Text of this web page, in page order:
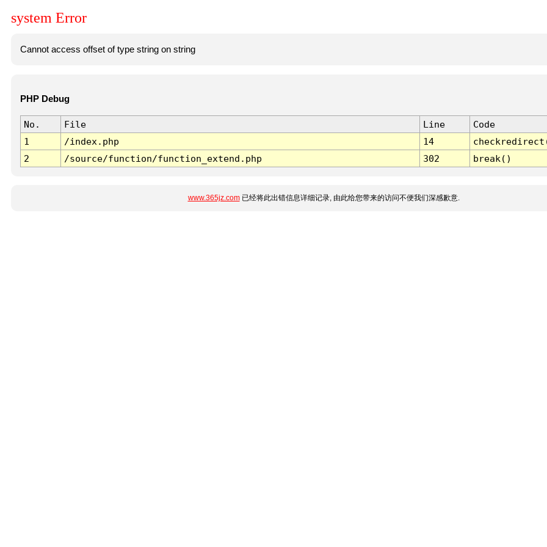
system Error
Cannot access offset of type string on string
PHP Debug
No. File Line
Code
1
/index.php 14
2
/source/function/function_extend.php 302 break()
www.365jz.com已经将此出错信息详细记录, 由此给您带来的访问不便我们深感歉意.